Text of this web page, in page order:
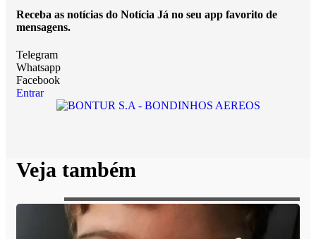
Receba as notícias do Notícia Já no seu app favorito de
mensagens.
Telegram
Whatsapp
Facebook
Entrar
Veja também